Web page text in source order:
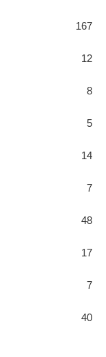
167
12
8
5
14
7
48
17
7
40